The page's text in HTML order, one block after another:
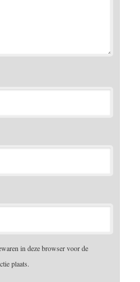
in deze browser voor de
plaats.